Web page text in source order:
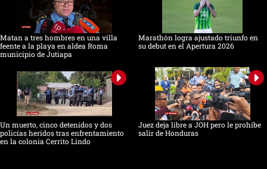
Matan a tres hombres en una villa
feente a la playa en aldea Roma
municipio de Jutiapa
Marathón logra ajustado triunfo en
su debut en el Apertura 2026
Un muerto, cinco detenidos y dos
policías heridos tras enfrentamiento
en la colonia Cerrito Lindo
Juez deja libre a JOH pero le prohíbe
salir de Honduras